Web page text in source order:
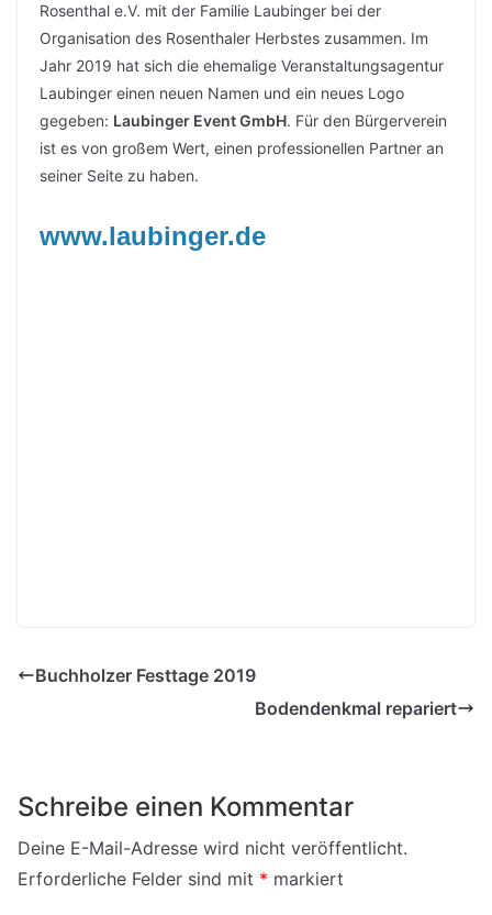
Rosenthal e.V. mit der Familie Laubinger bei der
Organisation des Rosenthaler Herbstes zusammen. Im
Jahr 2019 hat sich die ehemalige Veranstaltungsagentur
Laubinger einen neuen Namen und ein neues Logo
gegeben: Laubinger Event GmbH. Für den Bürgerverein
ist es von großem Wert, einen professionellen Partner an
seiner Seite zu haben.
www.laubinger.de
Buchholzer Festtage 2019
Bodendenkmal repariert
Schreibe einen Kommentar
Deine E-Mail-Adresse wird nicht veröffentlicht.
Erforderliche Felder sind mit * markiert